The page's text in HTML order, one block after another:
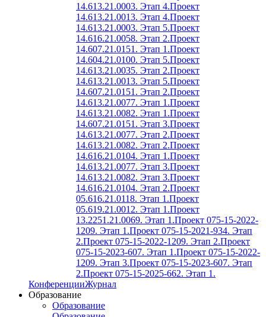
14.613.21.0003. Этап 4.Проект
14.613.21.0013. Этап 4.Проект
14.613.21.0003. Этап 5.Проект
14.616.21.0058. Этап 2.Проект
14.607.21.0151. Этап 1.Проект
14.604.21.0100. Этап 5.Проект
14.613.21.0035. Этап 2.Проект
14.613.21.0013. Этап 5.Проект
14.607.21.0151. Этап 2.Проект
14.613.21.0077. Этап 1.Проект
14.613.21.0082. Этап 1.Проект
14.607.21.0151. Этап 3.Проект
14.613.21.0077. Этап 2.Проект
14.613.21.0082. Этап 2.Проект
14.616.21.0104. Этап 1.Проект
14.613.21.0077. Этап 3.Проект
14.613.21.0082. Этап 3.Проект
14.616.21.0104. Этап 2.Проект
05.616.21.0118. Этап 1.Проект
05.619.21.0012. Этап 1.Проект
13.2251.21.0069. Этап 1.Проект 075-15-2022-
1209. Этап 1.Проект 075-15-2021-934. Этап
2.Проект 075-15-2022-1209. Этап 2.Проект
075-15-2023-607. Этап 1.Проект 075-15-2022-
1209. Этап 3.Проект 075-15-2023-607. Этап
2.Проект 075-15-2025-662. Этап 1.
КонференцииЖурнал
Образование
Образование